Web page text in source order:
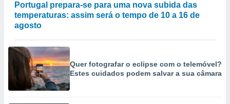
Portugal prepara-se para uma nova subida das
temperaturas: assim será o tempo de 10 a 16 de
agosto
Quer fotografar o eclipse com o telemóvel?
Estes cuidados podem salvar a sua câmara